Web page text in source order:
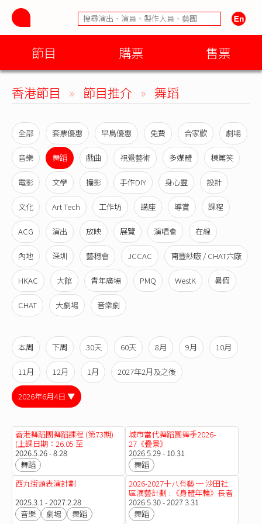
節目 購票 售票
香港節目 » 節目推介 » 舞蹈
全部 套票優惠 早鳥優惠 免費 合家歡 劇場
音樂 舞蹈 戲曲 視覺藝術 多媒體 棟篤笑
電影 文學 攝影 手作DIY 身心靈 設計
文化 Art Tech 工作坊 講座 導賞 課程
ACG 演出 放映 展覽 演唱會 在線
內地 深圳 藝穗會 JCCAC 南豐紗廠 / CHAT六廠
HKAC 大館 青年廣場 PMQ WestK 暑假
CHAT 大劇場 音樂劇
本周 下周 30天 60天 8月 9月 10月
11月 12月 1月 2027年2月及之後
2026年6月4日 ▼
香港舞蹈團舞蹈課程 (第73期)
(上課日期：26.05 至
28.08.2026)
2026.5.26 - 8.28
舞蹈
城市當代舞蹈團舞季2026-
27《疊景》
2026.5.29 - 10.31
舞蹈
西九街頭表演計劃
2025.3.1 - 2027.2.28
音樂
劇場 舞蹈
2026-2027十八有藝 ─ 沙田社
區演藝計劃 : 《身體年輪》長者
舞蹈計劃
2026.5.30 - 2027.3.31
舞蹈